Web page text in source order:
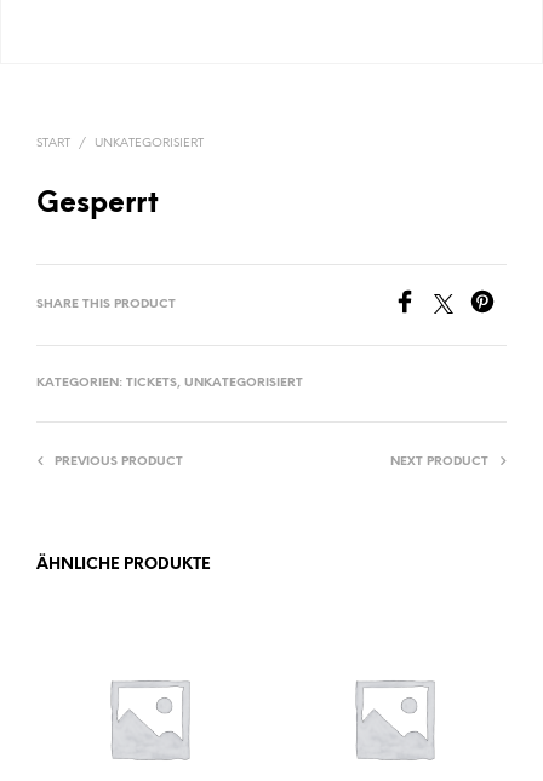
START / UNKATEGORISIERT
Gesperrt
SHARE THIS PRODUCT
KATEGORIEN: TICKETS, UNKATEGORISIERT
PREVIOUS PRODUCT NEXT PRODUCT
ÄHNLICHE PRODUKTE